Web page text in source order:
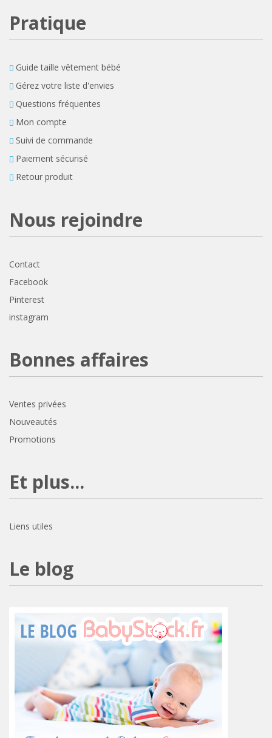
Pratique
Guide taille vêtement bébé
Gérez votre liste d'envies
Questions fréquentes
Mon compte
Suivi de commande
Paiement sécurisé
Retour produit
Nous rejoindre
Contact
Facebook
Pinterest
instagram
Bonnes affaires
Ventes privées
Nouveautés
Promotions
Et plus...
Liens utiles
Le blog